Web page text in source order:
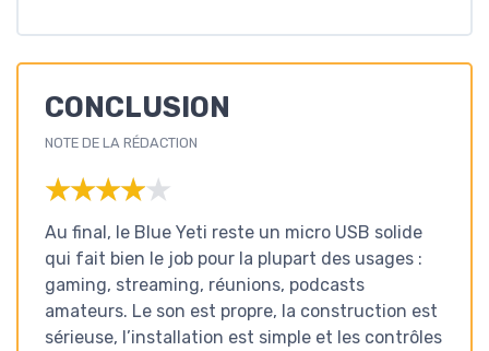
CONCLUSION
NOTE DE LA RÉDACTION
★★★★★
★★★★★
Au final, le Blue Yeti reste un micro USB solide
qui fait bien le job pour la plupart des usages :
gaming, streaming, réunions, podcasts
amateurs. Le son est propre, la construction est
sérieuse, l’installation est simple et les contrôles